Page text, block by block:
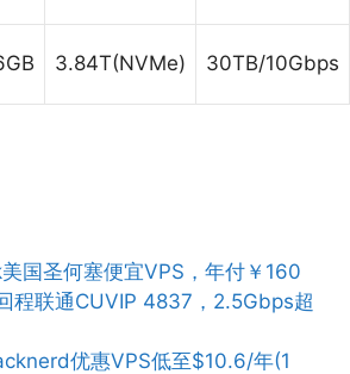
3.84T(NVMe) 30TB/10Gbps
国圣何塞便宜VPS，年付￥160
程联通CUVIP 4837，2.5Gbps超
优惠VPS低至$10.6/年(1